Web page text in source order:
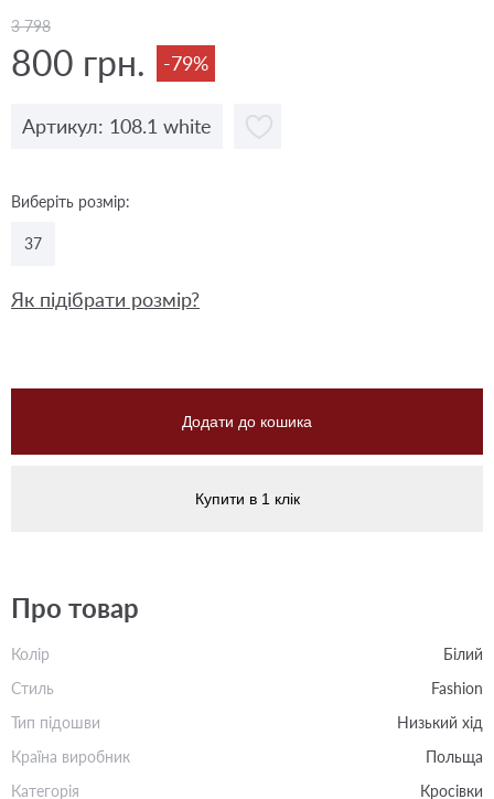
3 798
800 грн. -79%
Артикул: 108.1 white
Виберіть розмір:
37
Як підібрати розмір?
Додати до кошика
Купити в 1 клік
Про товар
Колір
Білий
Стиль
Fashion
Тип підошви
Низький хід
Країна виробник
Польща
Категорія
Кросівки